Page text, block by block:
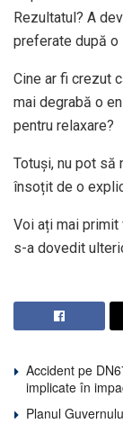
Rezultatul? A
preferate după o
Cine ar fi crezut
mai degrabă o
pentru relaxare?
Totuși, nu pot să
însoțit de o
Voi ați mai
s-a dovedit
Accident pe
implicate în
Planul